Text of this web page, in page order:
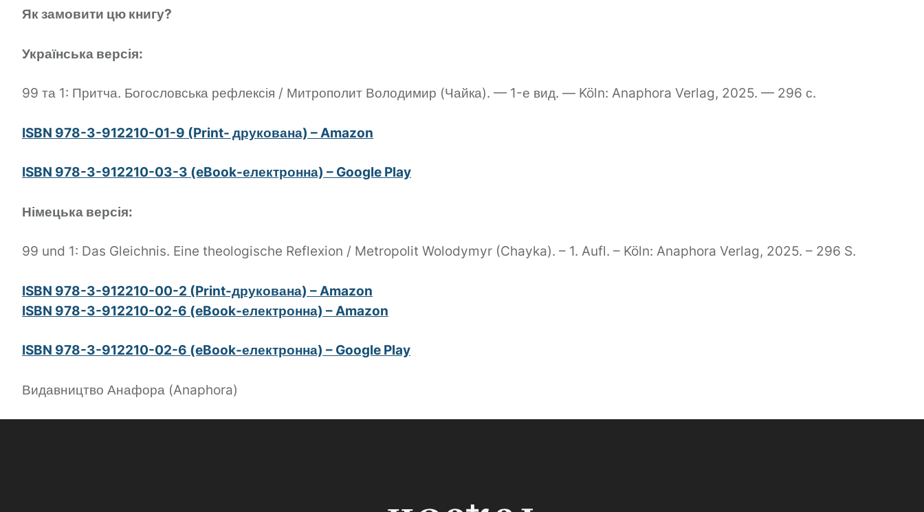
Як замовити цю книгу?
Українська версія:
99 та 1: Притча. Богословська рефлексія / Митрополит Володимир (Чайка). — 1-е вид. — Köln: Anaphora Verlag, 2025. — 296 с.
ISBN 978-3-912210-01-9 (Print- друкована) – Amazon
ISBN 978-3-912210-03-3 (eBook-електронна) – Google Play
Німецька версія:
99 und 1: Das Gleichnis. Eine theologische Reflexion / Metropolit Wolodymyr (Chayka). – 1. Aufl. – Köln: Anaphora Verlag, 2025. – 296 S.
ISBN 978-3-912210-00-2 (Print-друкована) – Amazon
ISBN 978-3-912210-02-6 (eBook-електронна) – Amazon
ISBN 978-3-912210-02-6 (eBook-електронна) – Google Play
Видавництво Анафора (Anaphora)